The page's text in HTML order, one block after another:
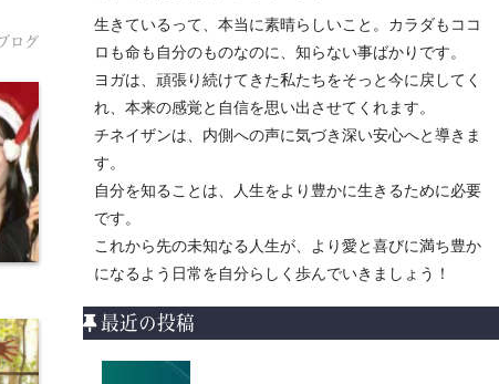
ログ
生きているって、本当に素晴らしいこと。カラダもココ
ロも命も自分のものなのに、知らない事ばかりです。
ヨガは、頑張り続けてきた私たちをそっと今に戻してく
れ、本来の感覚と自信を思い出させてくれます。
チネイザンは、内側への声に気づき深い安心へと導きま
す。
自分を知ることは、人生をより豊かに生きるために必要
です。
これから先の未知なる人生が、より愛と喜びに満ち豊か
になるよう日常を自分らしく歩んでいきましょう！
最近の投稿